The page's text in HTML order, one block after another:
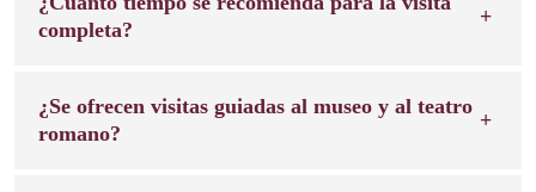
completa?
¿Se ofrecen visitas guiadas al museo y al teatro
romano?